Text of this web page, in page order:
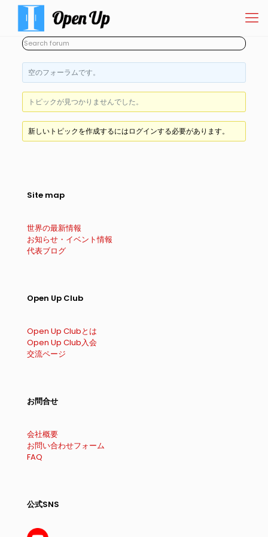
空のフォーラムです。
トピックが見つかりませんでした。
新しいトピックを作成するにはログインする必要があります。
Site map
世界の最新情報
お知らせ・イベント情報
代表ブログ
Open Up Club
Open Up Clubとは
Open Up Club入会
交流ページ
お問合せ
会社概要
お問い合わせフォーム
FAQ
公式SNS